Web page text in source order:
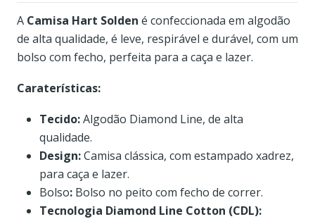
A Camisa Hart Solden é confeccionada em algodão
de alta qualidade, é leve, respirável e durável, com um
bolso com fecho, perfeita para a caça e lazer.
Caraterísticas:
Tecido:Algodão Diamond Line, de alta
qualidade.
Design:Camisa clássica, com estampado xadrez,
para caça e lazer.
Bolso: Bolso no peito com fecho de correr.
Tecnologia Diamond Line Cotton (CDL):